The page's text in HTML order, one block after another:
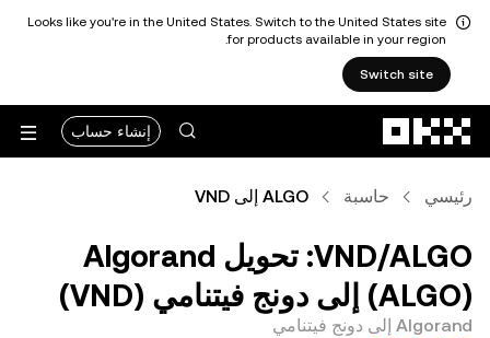
Looks like you're in the United States. Switch to the United States site
for products available in your region.
Switch site
إنشاء حساب
رئيسي حاسبة ALGO إلى VND
‏ALGO/‏VND: تحويل ‏Algorand
(‏ALGO) إلى ‏دونج فيتنامي (‏VND)
Algorand إلى دونج فيتنامي